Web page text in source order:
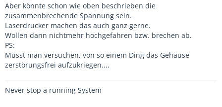
Aber könnte schon wie oben beschrieben die
zusammenbrechende Spannung sein.
Laserdrucker machen das auch ganz gerne.
Wollen dann nichtmehr hochgefahren bzw. brechen ab.
PS:
Müsst man versuchen, von so einem Ding das Gehäuse
zerstörungsfrei aufzukriegen....
Never stop a running System